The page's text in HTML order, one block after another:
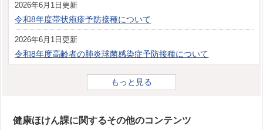
2026年6月1日更新
令和8年度帯状疱疹予防接種について
2026年6月1日更新
令和8年度高齢者の肺炎球菌感染症予防接種について
もっと見る
健康ほけん課に関するその他のコンテンツ